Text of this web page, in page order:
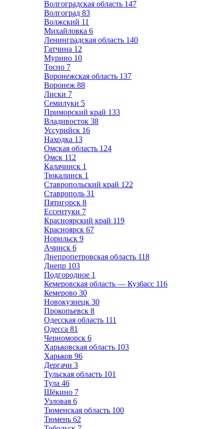
Волгоградская область 147
Волгоград 83
Волжский 11
Михайловка 6
Ленинградская область 140
Гатчина 12
Мурино 10
Тосно 7
Воронежская область 137
Воронеж 88
Лиски 7
Семилуки 5
Приморский край 133
Владивосток 38
Уссурийск 16
Находка 13
Омская область 124
Омск 112
Калачинск 1
Тюкалинск 1
Ставропольский край 122
Ставрополь 31
Пятигорск 8
Ессентуки 7
Красноярский край 119
Красноярск 67
Норильск 9
Ачинск 6
Днепропетровская область 118
Днепр 103
Подгородное 1
Кемеровская область — Кузбасс 116
Кемерово 30
Новокузнецк 30
Прокопьевск 8
Одесская область 111
Одесса 81
Черноморск 6
Харьковская область 103
Харьков 96
Дергачи 3
Тульская область 101
Тула 46
Щёкино 7
Узловая 6
Тюменская область 100
Тюмень 62